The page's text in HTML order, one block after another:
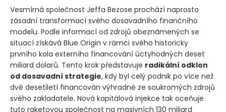
Vesmírná společnost Jeffa Bezose prochází naprosto
zásadní transformací svého dosavadního finančního
modelu. Podle informací od zdrojů obeznámených se
situací získává Blue Origin v rámci svého historicky
prvního kola externího financování úctyhodných deset
miliard dolarů. Tento krok představuje radikální odklon
od dosavadní strategie, kdy byl celý podnik po více než
dvě desetiletí financován výhradně ze soukromých zdrojů
svého zakladatele. Nová kapitálová injekce tak oceňuje
tuto raketovou společnost na masivních 130 miliard